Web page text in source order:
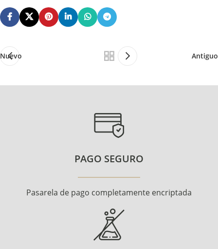
Nuevo Antiguo
PAGO SEGURO
Pasarela de pago completamente encriptada